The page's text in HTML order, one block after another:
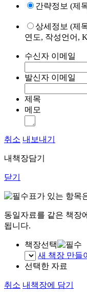
간략정보 (제
상세정보 (제
연도, 작성언어,
수신자 이메일
발신자 이메일
제목
메모
취소 내보내기
내책장담기
닫기
표가 있는 항목
동일자료를 같은 책장
됩니다.
책장선택
새 책장 만들
선택한 자료
취소 내책장에 담기